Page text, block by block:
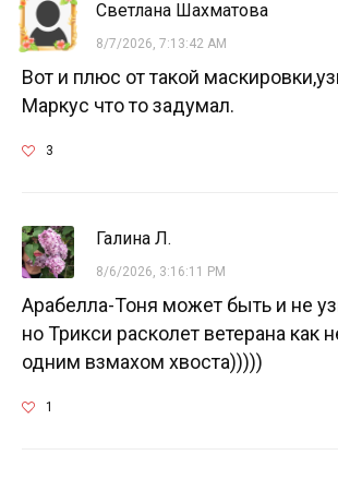
Светлана Шахматова
8/7/2026, 7:13:42 AM
Вот и плюс от такой
Маркус что то задумал.
3
Галина Л.
8/6/2026, 3:16:11 PM
Арабелла-Тоня может быть и не
но Трикси расколет ветерана как
одним взмахом хвоста)))))
1